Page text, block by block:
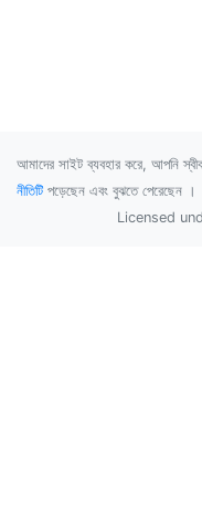
আমাদের সাইট ব্যবহার করে, আপনি
নীতিটি পড়েছেন এবং বুঝতে পেরেছেন ।
Licensed